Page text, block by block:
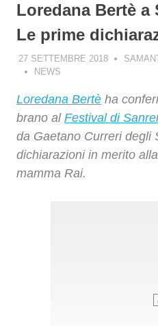
Loredana Bertè a
Le prime
27 SETTEMBRE 2018
NEWS
Loredana Bertè ha
brano al Festival di
da Gaetano Curreri degli
dichiarazioni in merito
mamma Rai.